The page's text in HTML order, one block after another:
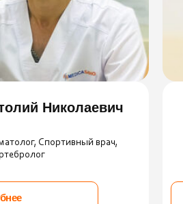
Николаевич
Спортивный врач,